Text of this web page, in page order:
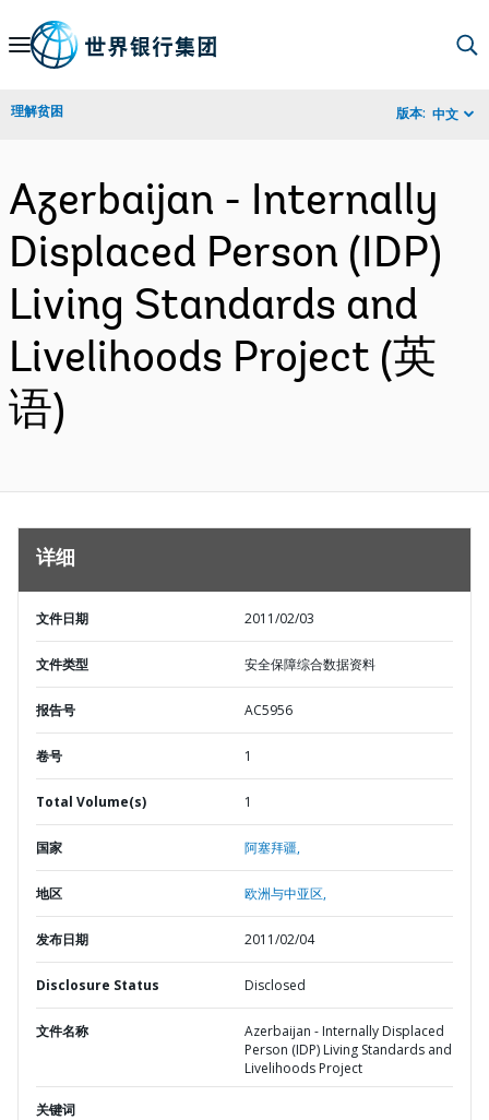
Skip
Navigation
理解贫困 版本: 中文
Azerbaijan - Internally
Displaced Person (IDP)
Living Standards and
Livelihoods Project (英
语)
详细
文件日期 2011/02/03
文件类型 安全保障综合数据资料
报告号 AC5956
卷号 1
Total Volume(s) 1
国家 阿塞拜疆,
地区 欧洲与中亚区,
发布日期 2011/02/04
Disclosure Status Disclosed
文件名称
Azerbaijan - Internally Displaced
Person (IDP) Living Standards and
Livelihoods Project
关键词